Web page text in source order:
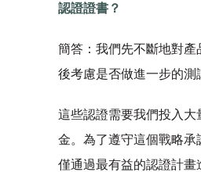
認證證書？
簡答：我們先不斷地對產
後考慮是否做進一步的測
這些認證需要我們投入大
金。為了遵守這個戰略承
僅通過最有益的認證計畫